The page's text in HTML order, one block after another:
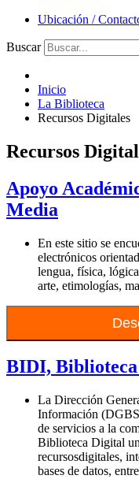
Ubicación /
Buscar
Inicio
La Biblioteca
Recursos Digitales
Recursos
Apoyo
Media
En este sitio se
electrónicos
lengua, física,
arte, etimologías,
BIDI,
La Dirección
Información
de servicios a la
Biblioteca Digital
recursosdigitales,
bases de datos,